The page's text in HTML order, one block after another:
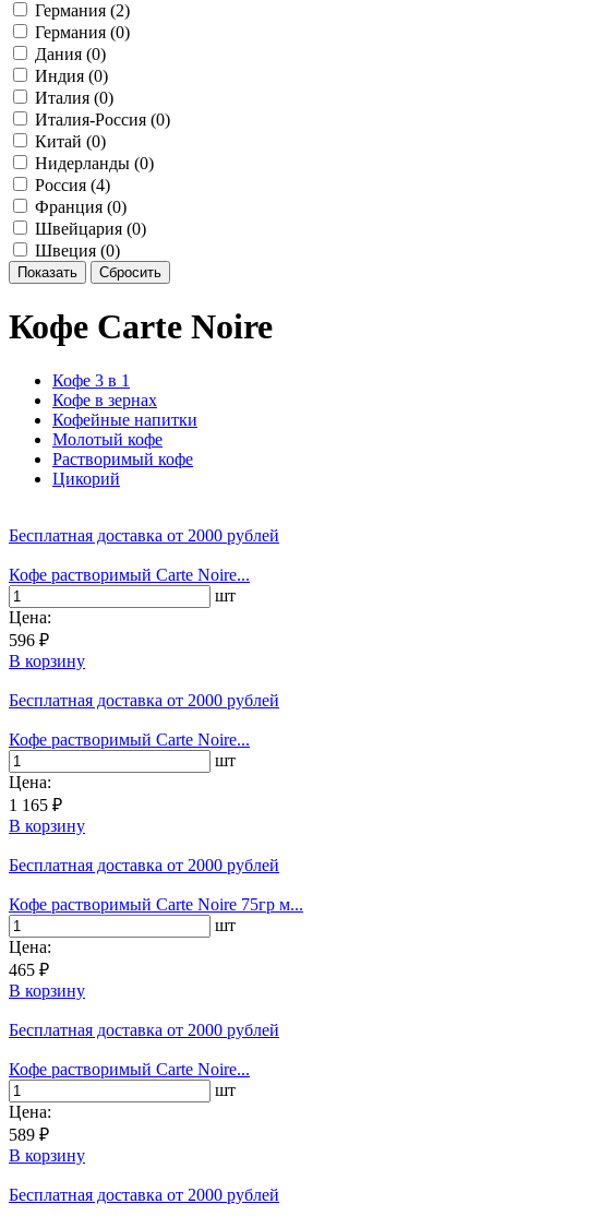
Германия (2)
Германия (0)
Дания (0)
Индия (0)
Италия (0)
Италия-Россия (0)
Китай (0)
Нидерланды (0)
Россия (4)
Франция (0)
Швейцария (0)
Швеция (0)
Кофе Carte Noire
Кофе 3 в 1
Кофе в зернах
Кофейные напитки
Молотый кофе
Растворимый кофе
Цикорий
Бесплатная доставка от 2000 рублей
Кофе растворимый Carte Noire...
шт
Цена:
596 ₽
В корзину
Бесплатная доставка от 2000 рублей
Кофе растворимый Carte Noire...
шт
Цена:
1 165 ₽
В корзину
Бесплатная доставка от 2000 рублей
Кофе растворимый Carte Noire 75гр м...
шт
Цена:
465 ₽
В корзину
Бесплатная доставка от 2000 рублей
Кофе растворимый Carte Noire...
шт
Цена:
589 ₽
В корзину
Бесплатная доставка от 2000 рублей